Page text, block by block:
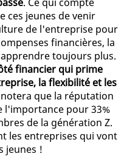
ces jeunes de venir
de l'entreprise pour
financières, la
toujours plus.
financier qui prime
la flexibilité et les
que la réputation
l'importance pour 33%
de la génération Z.
les entreprises qui vont
jeunes !